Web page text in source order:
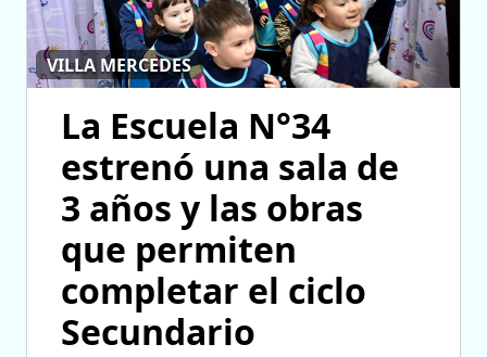
VILLA MERCEDES
La Escuela N°34
estrenó una sala de
3 años y las obras
que permiten
completar el ciclo
Secundario